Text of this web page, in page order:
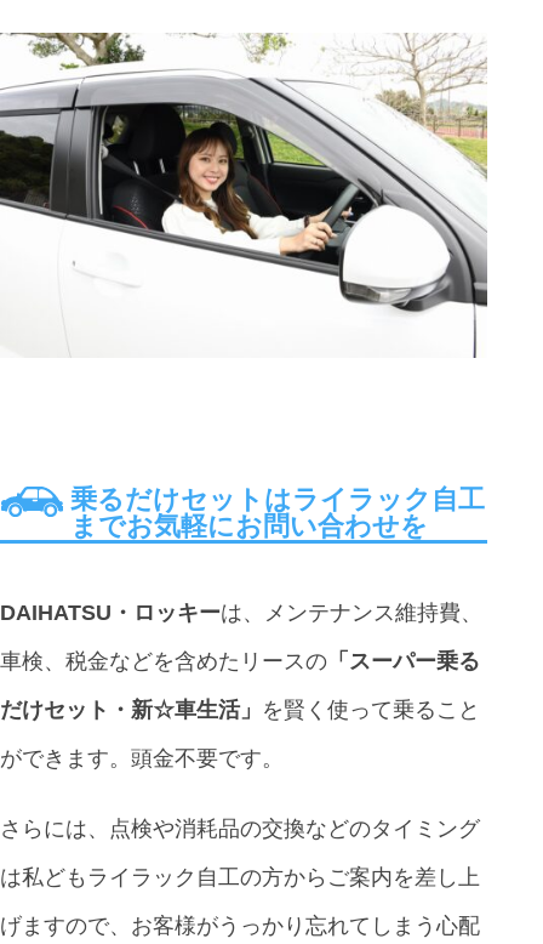
乗るだけセットはライラック自工
までお気軽にお問い合わせを
DAIHATSU・ロッキーは、メンテナンス維持費、
車検、税金などを含めたリースの 「スーパー乗る
だけセット・新☆車生活」 を賢く使って乗ること
ができます。頭金不要です。
さらには、点検や消耗品の交換などのタイミング
は私どもライラック自工の方からご案内を差し上
げますので、お客様がうっかり忘れてしまう心配